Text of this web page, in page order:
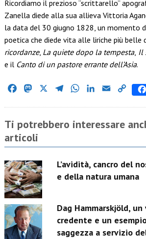
Ricordiamo il prezioso “scrittarello”
Zanella diede alla sua allieva Vittoria
la data del 30 giugno 1828, un momento
poetica che diede vita alle liriche più belle
ricordanze, La quiete dopo la tempesta, Il
e il Canto di un pastore errante dell’Asia.
FacebookMastodon TelegramWhatsAppLinkedIn
Email Copy
Ti potrebbero interessare
articoli
L’avidità, cancro del
e della natura umana
Dag Hammarskjöld, un
credente e un
saggezza a servizio